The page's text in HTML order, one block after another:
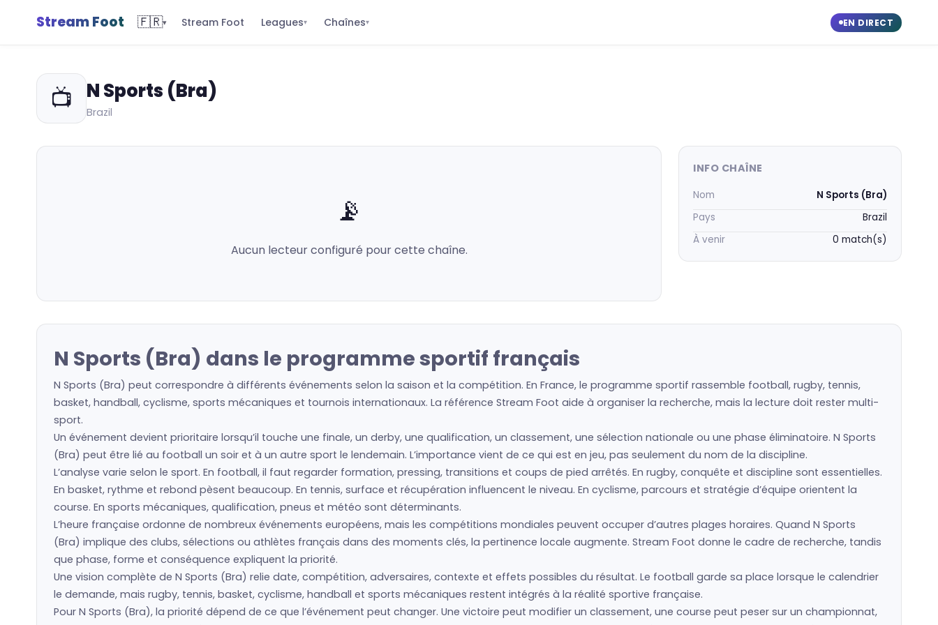
Stream Foot 🇫🇷▾ Stream Foot Leagues▾ Chaînes▾ EN DIRECT
📺 N Sports (Bra)
Brazil
📡
Aucun lecteur configuré pour cette chaîne.
INFO CHAÎNE
Nom
N Sports (Bra)
Pays
Brazil
À venir
0 match(s)
N Sports (Bra) dans le programme sportif français
N Sports (Bra) peut correspondre à différents événements selon la saison et la compétition. En France, le programme sportif rassemble football, rugby, tennis,
basket, handball, cyclisme, sports mécaniques et tournois internationaux. La référence Stream Foot aide à organiser la recherche, mais la lecture doit rester multi-
sport.
Un événement devient prioritaire lorsqu’il touche une finale, un derby, une qualification, un classement, une sélection nationale ou une phase éliminatoire. N Sports
(Bra) peut être lié au football un soir et à un autre sport le lendemain. L’importance vient de ce qui est en jeu, pas seulement du nom de la discipline.
L’analyse varie selon le sport. En football, il faut regarder formation, pressing, transitions et coups de pied arrêtés. En rugby, conquête et discipline sont essentielles.
En basket, rythme et rebond pèsent beaucoup. En tennis, surface et récupération influencent le niveau. En cyclisme, parcours et stratégie d’équipe orientent la
course. En sports mécaniques, qualification, pneus et météo sont déterminants.
L’heure française ordonne de nombreux événements européens, mais les compétitions mondiales peuvent occuper d’autres plages horaires. Quand N Sports
(Bra) implique des clubs, sélections ou athlètes français dans des moments clés, la pertinence locale augmente. Stream Foot donne le cadre de recherche, tandis
que phase, forme et conséquence expliquent la priorité.
Une vision complète de N Sports (Bra) relie date, compétition, adversaires, contexte et effets possibles du résultat. Le football garde sa place lorsque le calendrier
le demande, mais rugby, tennis, basket, cyclisme, handball et sports mécaniques restent intégrés à la réalité sportive française.
Pour N Sports (Bra), la priorité dépend de ce que l’événement peut changer. Une victoire peut modifier un classement, une course peut peser sur un championnat,